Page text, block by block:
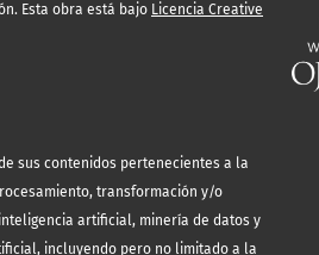
Esta obra está bajo Licencia Creative
sus contenidos pertenecientes a la
transformación y/o
artificial, minería de datos y
incluyendo pero no limitado a la